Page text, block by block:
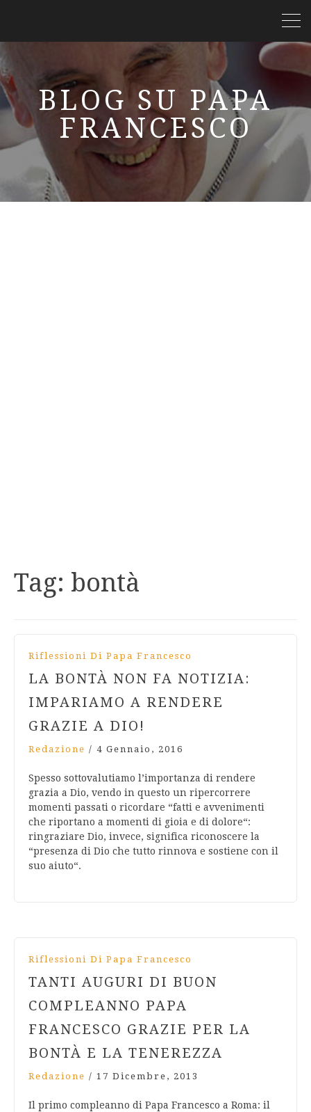
BLOG SU PAPA
FRANCESCO
Tag: bontà
Riflessioni Di Papa Francesco
LA BONTÀ NON FA NOTIZIA:
IMPARIAMO A RENDERE
GRAZIE A DIO!
Redazione / 4 Gennaio, 2016
Spesso sottovalutiamo l’importanza di rendere
grazia a Dio, vendo in questo un ripercorrere
momenti passati o ricordare “fatti e avvenimenti
che riportano a momenti di gioia e di dolore“:
ringraziare Dio, invece, significa riconoscere la
“presenza di Dio che tutto rinnova e sostiene con il
suo aiuto“.
Riflessioni Di Papa Francesco
TANTI AUGURI DI BUON
COMPLEANNO PAPA
FRANCESCO GRAZIE PER LA
BONTÀ E LA TENEREZZA
Redazione / 17 Dicembre, 2013
Il primo compleanno di Papa Francesco a Roma: il